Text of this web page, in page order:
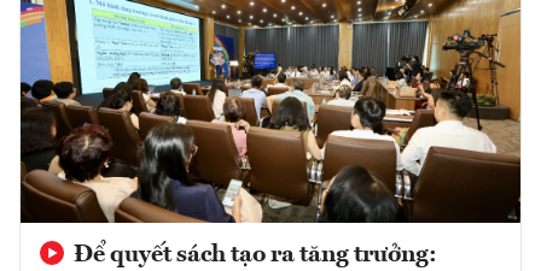
Để quyết sách tạo ra tăng trưởng: